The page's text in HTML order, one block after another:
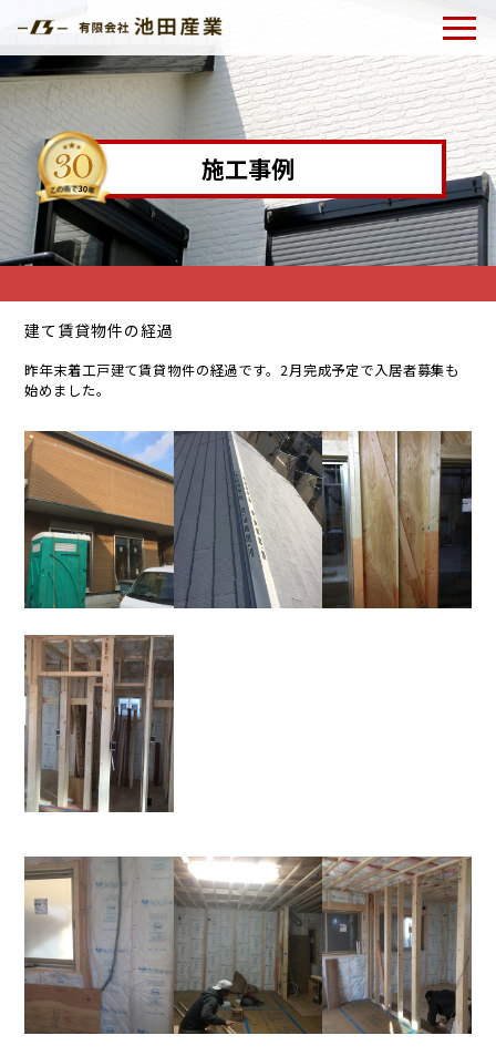
施工事例
建て賃貸物件の経過
昨年末着工戸建て賃貸物件の経過です。2月完成予定で入居者募集も
始めました。